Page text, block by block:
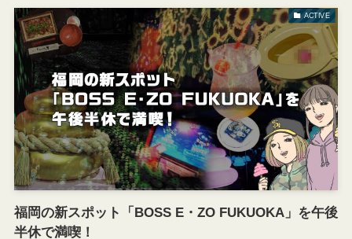
ACTIVE
福岡の新スポット「BOSS E・ZO FUKUOKA」を午後
半休で満喫！